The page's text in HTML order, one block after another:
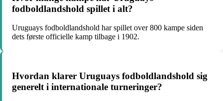
fodboldlandshold spillet i alt?
Uruguays fodboldlandshold har spillet over 800 kampe siden
dets første officielle kamp tilbage i 1902.
Hvordan klarer Uruguays fodboldlandshold sig
generelt i internationale turneringer?